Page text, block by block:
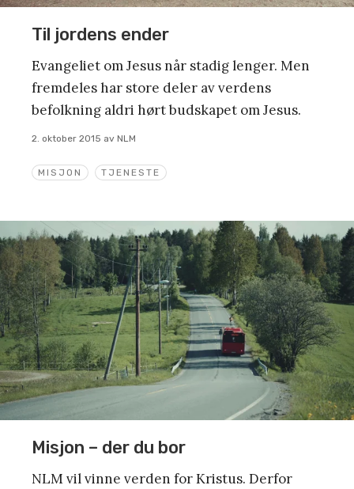
MISJON TJENESTE
Til jordens ender
Evangeliet om Jesus når stadig lenger. Men
fremdeles har store deler av verdens
befolkning aldri hørt budskapet om Jesus.
2. oktober 2015 av NLM
Misjon – der du bor
NLM vil vinne verden for Kristus. Derfor